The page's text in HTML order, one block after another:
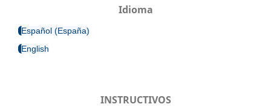
Idioma
Español (España)
English
INSTRUCTIVOS